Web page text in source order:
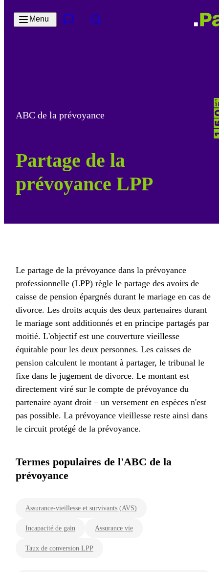
Menu
ABC de la prévoyance
Partage de la
prévoyance LPP
Le partage de la prévoyance dans la prévoyance
professionnelle (LPP) règle le partage des avoirs de
caisse de pension épargnés durant le mariage en cas de
divorce. Les droits acquis des deux partenaires durant
le mariage sont additionnés et en principe partagés par
moitié. L'objectif est une couverture vieillesse
équitable pour les deux personnes. Les caisses de
pension calculent le montant à partager, le tribunal le
fixe dans le jugement de divorce. Le montant est
directement viré sur le compte de prévoyance du
partenaire ayant droit – un versement en espèces n'est
pas possible. La prévoyance vieillesse reste ainsi dans
le circuit protégé de la prévoyance.
Termes populaires de l'ABC de la
prévoyance
Assurance-vieillesse et survivants (AVS)
Incapacité de gain Assurance vie
Taux de conversion LPP